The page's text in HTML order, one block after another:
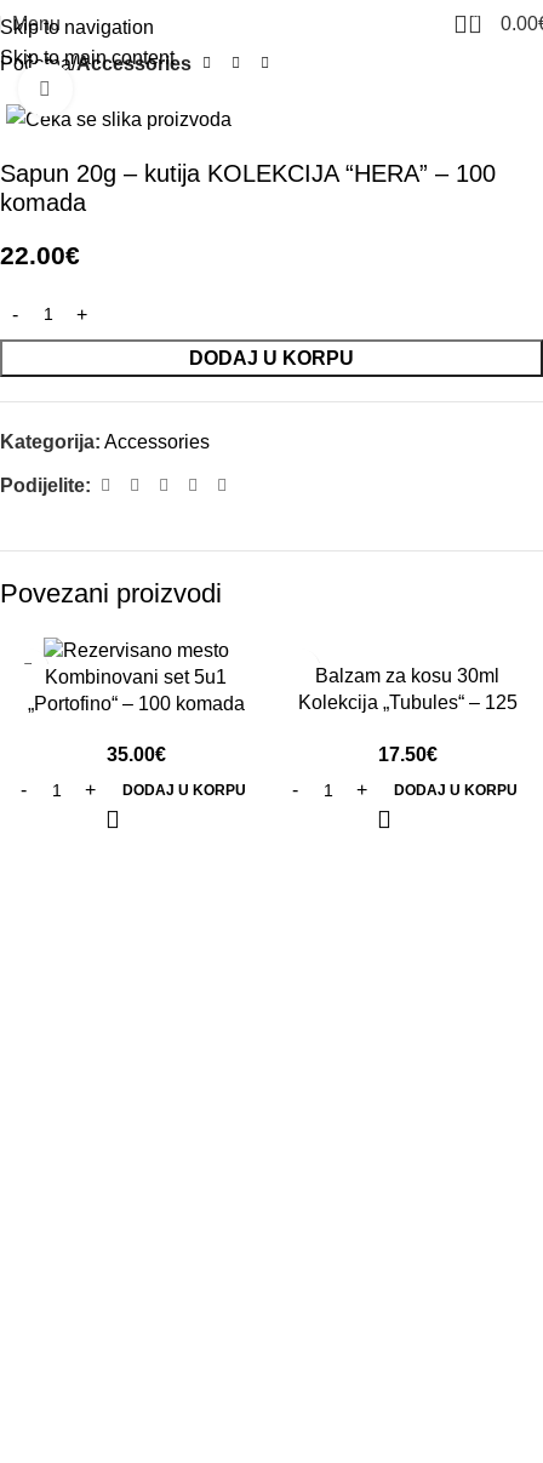
Skip to navigation
Skip to main content
Menu 0 0.00
Početna Accessories
Sapun 20g – kutija KOLEKCIJA “HERA” – 100
komada
22.00€
DODAJ U KORPU
Kategorija: Accessories
Podijelite:
Povezani proizvodi
Kombinovani set 5u1
„Portofino“ – 100 komada
35.00€
DODAJ U KORPU
Balzam za kosu 30ml
Kolekcija „Tubules“ – 125
17.50€
DODAJ U KORPU